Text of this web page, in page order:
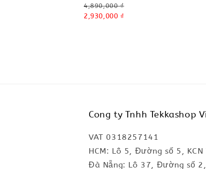
Regular
price
4,890,000 ₫
Sale
2,930,000 ₫
Cong ty Tnhh Tekkashop
VAT 0318257141
HCM: Lô 5, Đường số 5,
Đà Nẵng: Lô 37, Đường số